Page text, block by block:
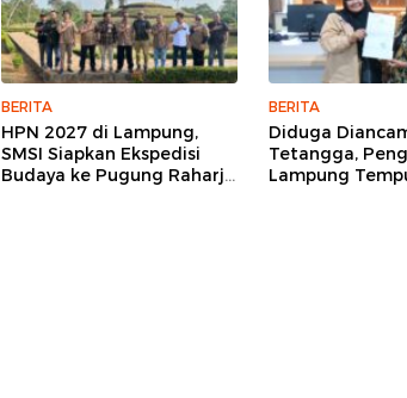
BERITA
HPN 2027 di Lampung,
SMSI Siapkan Ekspedisi
Budaya ke Pugung Raharjo
BERITA
Diduga
Tetangga,
Lampung